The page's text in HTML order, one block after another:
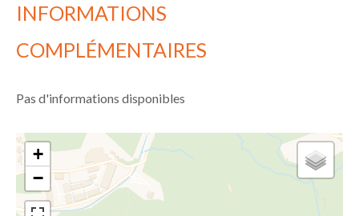
INFORMATIONS
COMPLÉMENTAIRES
Pas d'informations disponibles
+
−